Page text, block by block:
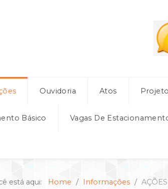
Ouvidoria Atos
Básico Vagas De
está aqui: Home Informações